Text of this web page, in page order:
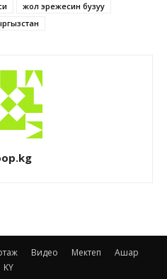
жол эрежесин бузуу
Видео Мектеп
Ашар
KY